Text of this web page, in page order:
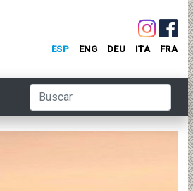
ESP ENG DEU ITA FRA